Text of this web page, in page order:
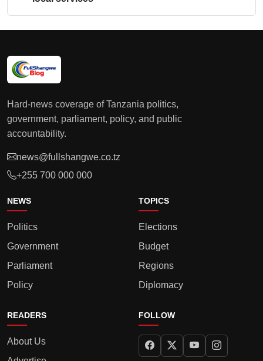
Hard-news coverage of Tanzania politics,
government, parliament, policy, and public
accountability.
news@fullshangwe.co.tz
+255 700 000 000
NEWS
Politics
Government
Parliament
Policy
TOPICS
Elections
Budget
Regions
Diplomacy
READERS
About Us
FOLLOW